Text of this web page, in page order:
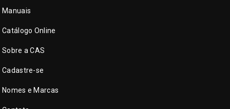
Manuais
Catálogo Online
Sobre a CAS
Cadastre-se
Nomes e Marcas